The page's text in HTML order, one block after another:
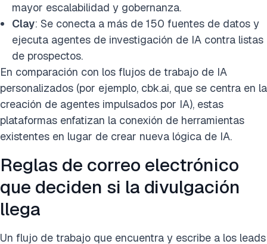
mayor escalabilidad y gobernanza.
Clay: Se conecta a más de 150 fuentes de datos y
ejecuta agentes de investigación de IA contra listas
de prospectos.
En comparación con los flujos de trabajo de IA
personalizados (por ejemplo, cbk.ai, que se centra en la
creación de agentes impulsados por IA), estas
plataformas enfatizan la conexión de herramientas
existentes en lugar de crear nueva lógica de IA.
Reglas de correo electrónico
que deciden si la divulgación
llega
Un flujo de trabajo que encuentra y escribe a los leads